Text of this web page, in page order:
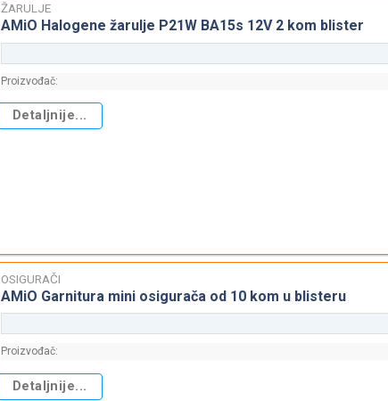
ŽARULJE
AMiO Halogene žarulje P21W BA15s 12V 2 kom blister
Proizvođač:
Detaljnije...
OSIGURAČI
AMiO Garnitura mini osigurača od 10 kom u blisteru
Proizvođač:
Detaljnije...